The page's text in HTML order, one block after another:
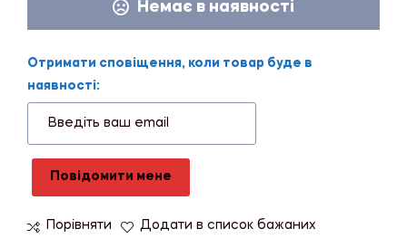
Немає в наявності
Отримати сповіщення, коли товар буде в
наявності:
Повідомити мене
Порівняти Додати в список бажаних